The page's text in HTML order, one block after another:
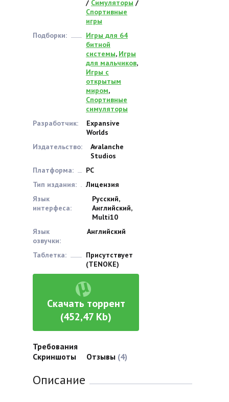
/ Симуляторы /
Спортивные
игры
Подборки:
Игры для 64
битной
системы, Игры
для мальчиков,
Игры с
открытым
миром,
Спортивные
симуляторы
Разработчик:
Expansive
Worlds
Издательство:
Avalanche
Studios
Платформа:
PC
Тип издания:
Лицензия
Язык
интерфеса:
Русский,
Английский,
Multi10
Язык
озвучки:
Английский
Таблетка:
Присутствует
(TENOKE)
Скачать торрент
(452,47 Kb)
Требования
Скриншоты
Отзывы (4)
Описание